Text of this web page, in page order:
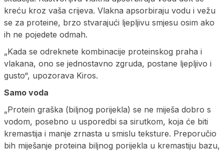
kreću kroz vaša crijeva. Vlakna apsorbiraju vodu i vežu
se za proteine, brzo stvarajući ljepljivu smjesu osim ako
ih ne pojedete odmah.
„Kada se odreknete kombinacije proteinskog praha i
vlakana, ono se jednostavno zgruda, postane ljepljivo i
gusto“, upozorava Kiros.
Samo voda
„Protein graška (biljnog porijekla) se ne miješa dobro s
vodom, posebno u usporedbi sa sirutkom, koja će biti
kremastija i manje zrnasta u smislu teksture. Preporučio
bih miješanje proteina biljnog porijekla u kremastiju bazu,